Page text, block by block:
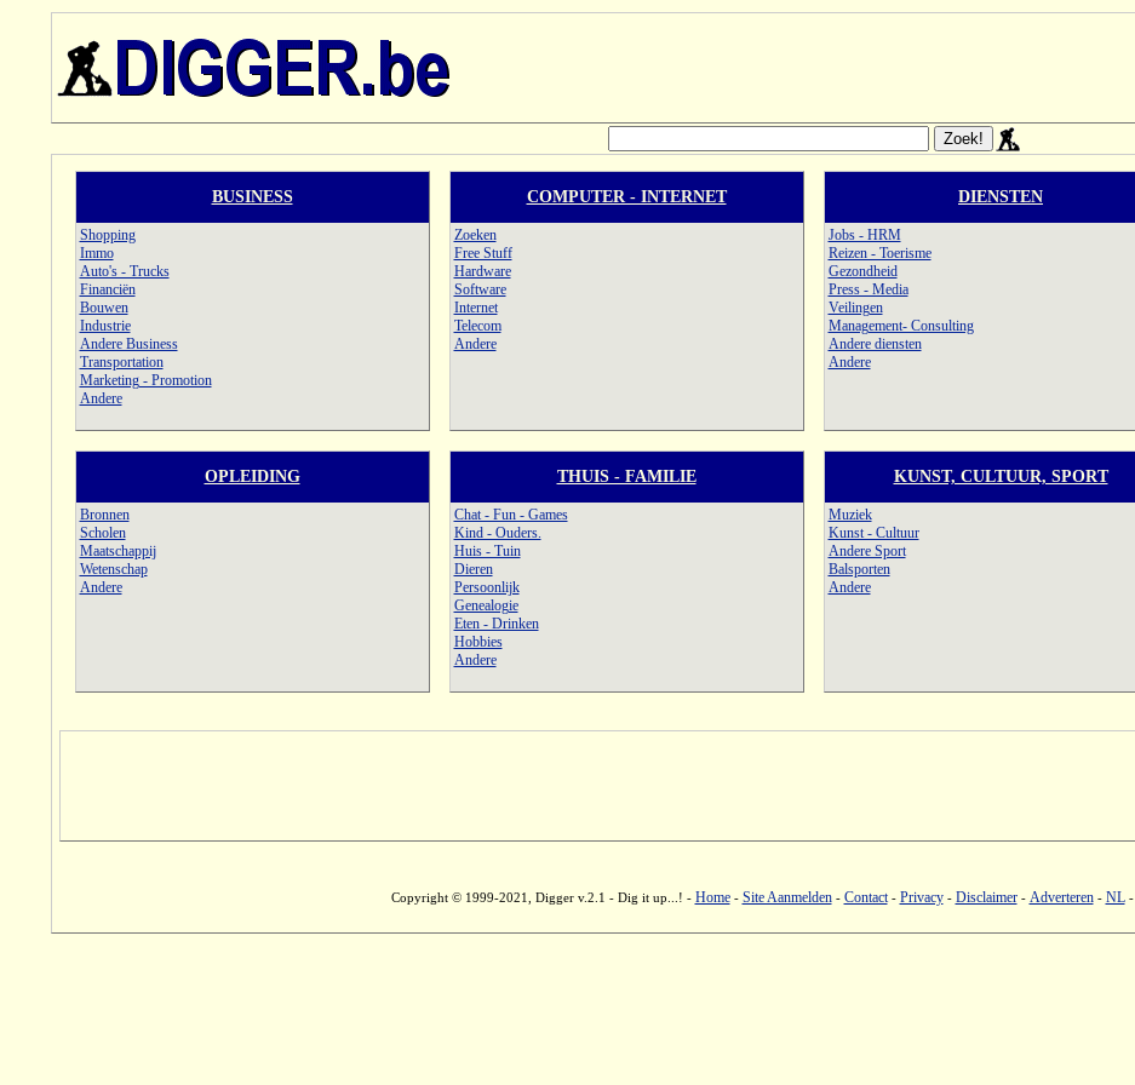
BUSINESS
Shopping
Immo
Auto's - Trucks
Financiën
Bouwen
Industrie
Andere Business
Transportation
Marketing - Promotion
Andere
COMPUTER - INTERNET
Zoeken
Free Stuff
Hardware
Software
Internet
Telecom
Andere
DIENSTEN
Jobs - HRM
Reizen - Toerisme
Gezondheid
Press - Media
Veilingen
Management- Consulting
Andere diensten
Andere
OPLEIDING
Bronnen
Scholen
Maatschappij
Wetenschap
Andere
THUIS - FAMILIE
Chat - Fun - Games
Kind - Ouders.
Huis - Tuin
Dieren
Persoonlijk
Genealogie
Eten - Drinken
Hobbies
Andere
KUNST, CULTUUR, SPORT
Muziek
Kunst - Cultuur
Andere Sport
Balsporten
Andere
Copyright © 1999-2021, Digger v.2.1 - Dig it up...! - Home- Site Aanmelden- Contact- Privacy- Disclaimer- Adverteren- NL-